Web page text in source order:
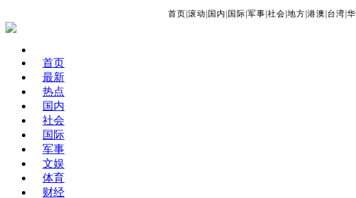
首页 滚动 国内 国际 军事 社会 地方 港澳 台湾
首页
最新
热点
国内
社会
国际
军事
文娱
体育
财经